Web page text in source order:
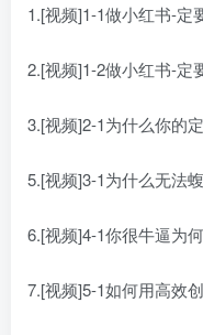
1.[视频]1-1做小红书-定
2.[视频]1-2做小红书-定
3.[视频]2-1为什么你的
5.[视频]3-1为什么无法
6.[视频]4-1你很牛逼为
7.[视频]5-1如何用高效